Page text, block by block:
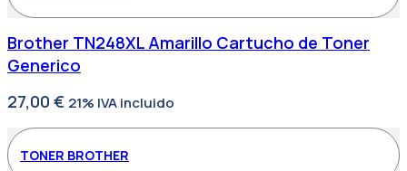
Brother TN248XL Amarillo Cartucho de Toner
Generico
27,00 € 21% IVA incluido
TONER BROTHER